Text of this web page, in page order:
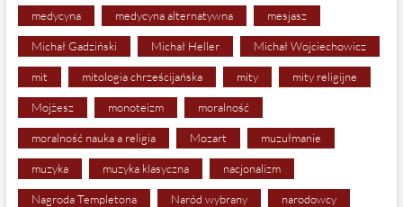
medycyna medycyna alternatywna mesjasz
Michał Gadziński Michał Heller Michał Wojciechowicz
mit mitologia chrześcijańska mity mity religijne
Mojżesz monoteizm moralność
moralność nauka a religia Mozart muzułmanie
muzyka muzyka klasyczna nacjonalizm
Nagroda Templetona Naród wybrany narodowcy